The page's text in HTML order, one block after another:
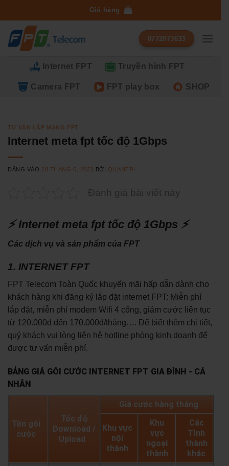
qua
dung
Giỏ hàng
0772073633
Internet FPT Truyền hình FPT
Camera FPT FPT play box SHOP
TƯ VẤN LẮP MẠNG FPT
Internet meta fpt tốc độ 1Gbps
ĐĂNG VÀO 28 THÁNG 6, 2023 BỞI QUANTRI
Đánh giá bài viết này
⚡ Internet meta fpt tốc độ 1Gbps ⚡
Các dịch vụ và sản phẩm của FPT
1. INTERNET FPT
FPT Telecom Toàn Quốc khuyến mãi hấp dẫn dành cho
khách hàng khi đăng ký lắp đặt internet FPT: Miễn phí
lắp đặt, miễn phí modem Wifi 4 cổng, giảm cước liên tục
từ 120.000đ đến 170.000đ/tháng…. Để biết thêm chi tiết,
quý khách vui lòng liên hệ hotline phòng kinh doanh để
được tư vấn miễn phí.
BẢNG GIÁ GÓI CƯỚC INTERNET FPT GIA ĐÌNH - CÁ
NHÂN
Tên gói
cước
Tốc độ
Download /
Upload
Giá cước hàng tháng
Khu vực
nội
thành
Khu
vực
ngoại
thành
Các
Tỉnh
thành
khác